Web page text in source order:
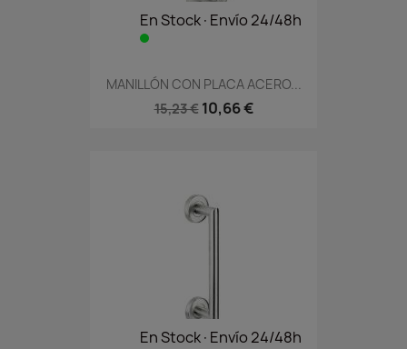
En Stock·Envío 24/48h
MANILLÓN CON PLACA ACERO...
15,23 € 10,66 €
En Stock·Envío 24/48h